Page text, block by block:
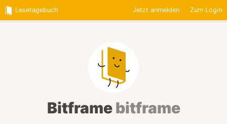
Lesetagebuch Jetzt anmelden Zum Login
Bitframebitframe